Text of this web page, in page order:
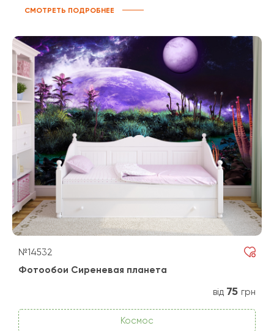
СМОТРЕТЬ ПОДРОБНЕЕ
№14532
Фотообои Сиреневая планета
від 75 грн
Космос